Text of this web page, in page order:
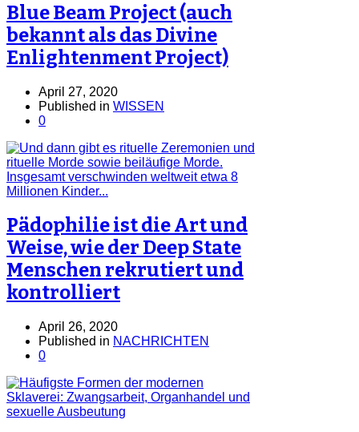
Blue Beam Project (auch
bekannt als das Divine
Enlightenment Project)
April 27, 2020
Published in WISSEN
0
Pädophilie ist die Art und
Weise, wie der Deep State
Menschen rekrutiert und
kontrolliert
April 26, 2020
Published in NACHRICHTEN
0